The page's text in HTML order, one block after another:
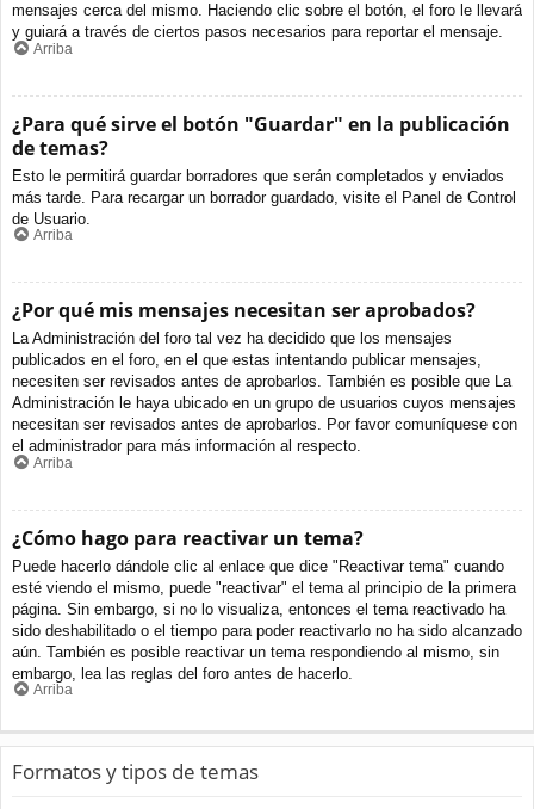
mensajes cerca del mismo. Haciendo clic sobre el botón, el foro le llevará
y guiará a través de ciertos pasos necesarios para reportar el mensaje.
Arriba
¿Para qué sirve el botón "Guardar" en la publicación
de temas?
Esto le permitirá guardar borradores que serán completados y enviados
más tarde. Para recargar un borrador guardado, visite el Panel de Control
de Usuario.
Arriba
¿Por qué mis mensajes necesitan ser aprobados?
La Administración del foro tal vez ha decidido que los mensajes
publicados en el foro, en el que estas intentando publicar mensajes,
necesiten ser revisados antes de aprobarlos. También es posible que La
Administración le haya ubicado en un grupo de usuarios cuyos mensajes
necesitan ser revisados antes de aprobarlos. Por favor comuníquese con
el administrador para más información al respecto.
Arriba
¿Cómo hago para reactivar un tema?
Puede hacerlo dándole clic al enlace que dice "Reactivar tema" cuando
esté viendo el mismo, puede "reactivar" el tema al principio de la primera
página. Sin embargo, si no lo visualiza, entonces el tema reactivado ha
sido deshabilitado o el tiempo para poder reactivarlo no ha sido alcanzado
aún. También es posible reactivar un tema respondiendo al mismo, sin
embargo, lea las reglas del foro antes de hacerlo.
Arriba
Formatos y tipos de temas